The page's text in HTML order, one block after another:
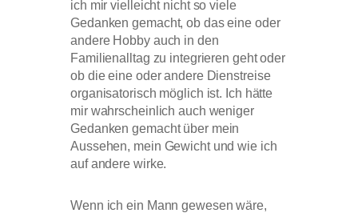
ich mir vielleicht nicht so viele
Gedanken gemacht, ob das eine oder
andere Hobby auch in den
Familienalltag zu integrieren geht oder
ob die eine oder andere Dienstreise
organisatorisch möglich ist. Ich hätte
mir wahrscheinlich auch weniger
Gedanken gemacht über mein
Aussehen, mein Gewicht und wie ich
auf andere wirke.
Wenn ich ein Mann gewesen wäre,